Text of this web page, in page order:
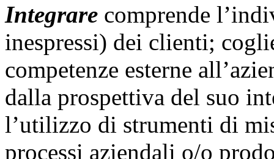
Integrare comprende
inespressi) dei clienti;
competenze esterne
dalla prospettiva del suo
l’utilizzo di strumenti di
processi aziendali o/o